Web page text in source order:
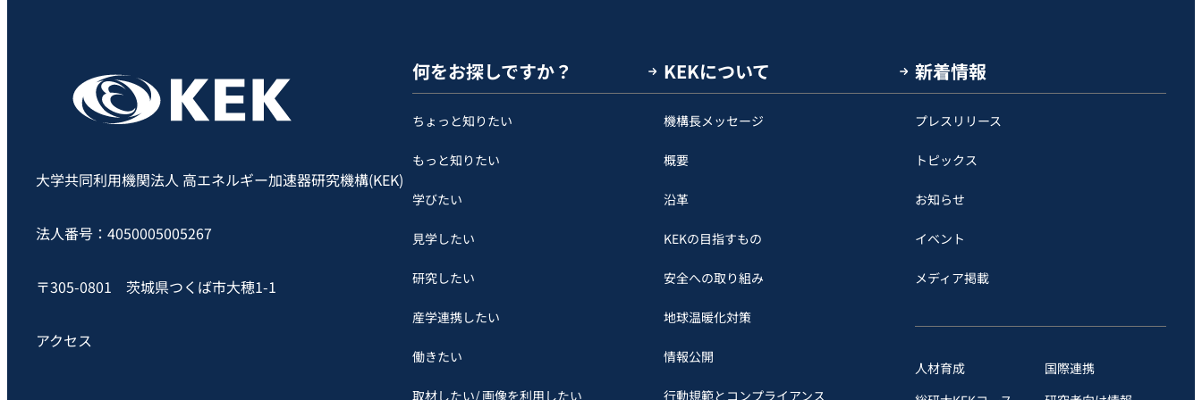
大学共同利用機関法人 高エネルギー加速器研究機構(KEK)
法人番号：4050005005267
〒305-0801 茨城県つくば市大穂1-1
アクセス
何をお探しですか？
ちょっと知りたい
もっと知りたい
学びたい
見学したい
研究したい
産学連携したい
働きたい
取材したい/ 画像を利用したい
KEKについて
機構長メッセージ
概要
沿革
KEKの目指すもの
安全への取り組み
地球温暖化対策
情報公開
行動規範とコンプライアンス
新着情報
プレスリリース
トピックス
お知らせ
イベント
メディア掲載
人材育成
国際連携